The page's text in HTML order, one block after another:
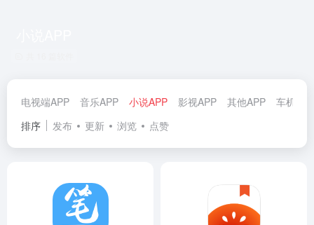
电视端APP 音乐APP 小说APP 影视APP 其他APP
车机APP
排序
发布 更新 浏览 点赞